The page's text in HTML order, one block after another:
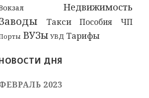
Недвижимость
Такси Пособия ЧП
ВУЗы УВД Тарифы
ДНЯ
2023